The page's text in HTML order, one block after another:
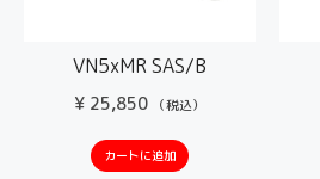
VN5xMR SAS/B
¥ 25,850 （税込）
カートに追加